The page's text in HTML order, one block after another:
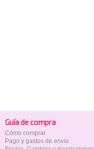
Guía de compra
Cómo comprar
Pago y gastos de envío